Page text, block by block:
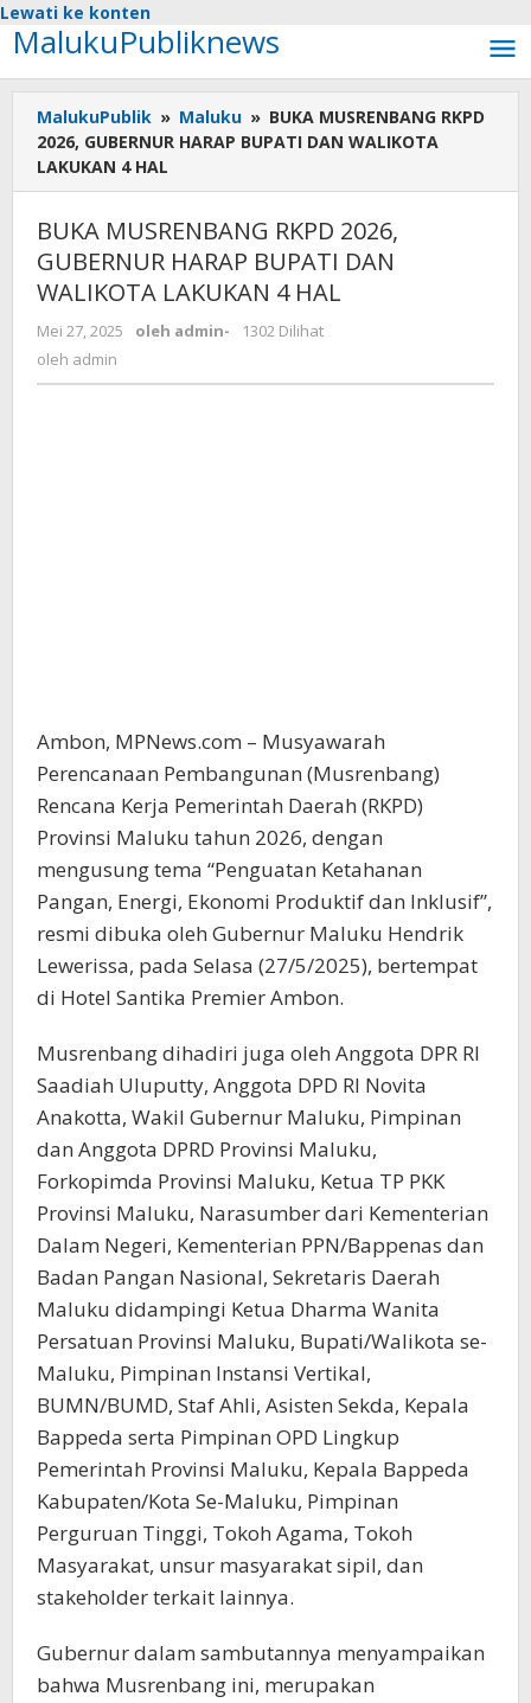
Lewati ke konten
MalukuPubliknews
MalukuPublik » Maluku » BUKA MUSRENBANG RKPD
2026, GUBERNUR HARAP BUPATI DAN WALIKOTA
LAKUKAN 4 HAL
BUKA MUSRENBANG RKPD 2026,
GUBERNUR HARAP BUPATI DAN
WALIKOTA LAKUKAN 4 HAL
Mei 27, 2025 oleh admin-
1302 Dilihat
oleh admin
Ambon, MPNews.com – Musyawarah
Perencanaan Pembangunan (Musrenbang)
Rencana Kerja Pemerintah Daerah (RKPD)
Provinsi Maluku tahun 2026, dengan
mengusung tema “Penguatan Ketahanan
Pangan, Energi, Ekonomi Produktif dan Inklusif”,
resmi dibuka oleh Gubernur Maluku Hendrik
Lewerissa, pada Selasa (27/5/2025), bertempat
di Hotel Santika Premier Ambon.
Musrenbang dihadiri juga oleh Anggota DPR RI
Saadiah Uluputty, Anggota DPD RI Novita
Anakotta, Wakil Gubernur Maluku, Pimpinan
dan Anggota DPRD Provinsi Maluku,
Forkopimda Provinsi Maluku, Ketua TP PKK
Provinsi Maluku, Narasumber dari Kementerian
Dalam Negeri, Kementerian PPN/Bappenas dan
Badan Pangan Nasional, Sekretaris Daerah
Maluku didampingi Ketua Dharma Wanita
Persatuan Provinsi Maluku, Bupati/Walikota se-
Maluku, Pimpinan Instansi Vertikal,
BUMN/BUMD, Staf Ahli, Asisten Sekda, Kepala
Bappeda serta Pimpinan OPD Lingkup
Pemerintah Provinsi Maluku, Kepala Bappeda
Kabupaten/Kota Se-Maluku, Pimpinan
Perguruan Tinggi, Tokoh Agama, Tokoh
Masyarakat, unsur masyarakat sipil, dan
stakeholder terkait lainnya.
Gubernur dalam sambutannya menyampaikan
bahwa Musrenbang ini, merupakan